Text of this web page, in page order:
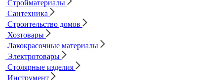
Стройматериалы
Сантехника
Строительство домов
Хозтовары
Лакокрасочные материалы
Электротовары
Столярные изделия
Инструмент